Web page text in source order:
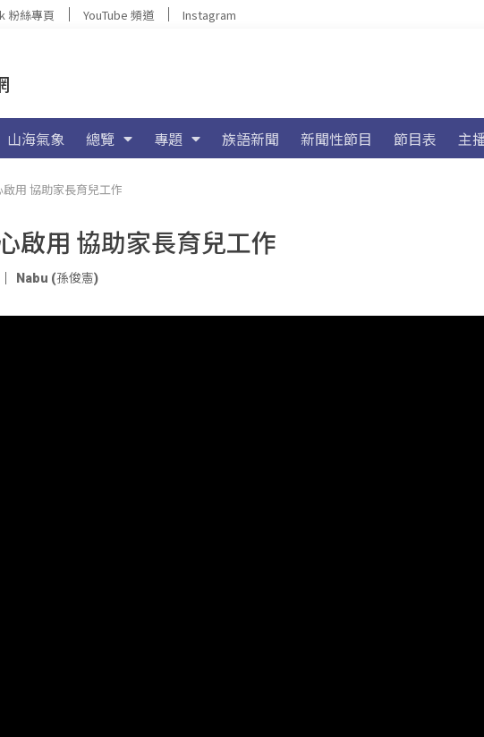
粉絲專頁 YouTube 頻道 Instagram
山海氣象 總覽 專題 族語新聞 新聞性節目 節目表 主
用 協助家長育兒工作
啟用 協助家長育兒工作
Nabu (孫俊憲)